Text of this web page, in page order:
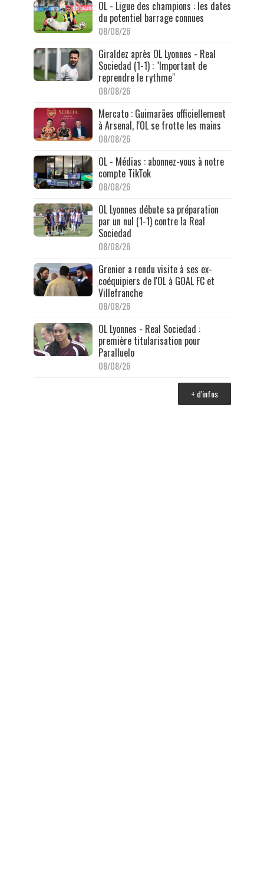
OL - Ligue des champions : les dates
du potentiel barrage connues
08/08/26
Giraldez après OL Lyonnes - Real
Sociedad (1-1) : "Important de
reprendre le rythme"
08/08/26
Mercato : Guimarães officiellement
à Arsenal, l'OL se frotte les mains
08/08/26
OL - Médias : abonnez-vous à notre
compte TikTok
08/08/26
OL Lyonnes débute sa préparation
par un nul (1-1) contre la Real
Sociedad
08/08/26
Grenier a rendu visite à ses ex-
coéquipiers de l'OL à GOAL FC et
Villefranche
08/08/26
OL Lyonnes - Real Sociedad :
première titularisation pour
Paralluelo
08/08/26
+ d'infos